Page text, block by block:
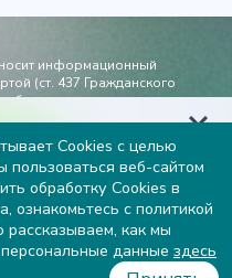
информационный
(ст. 437 Гражданского
и стоимость услуг - по
почтеinfo@sberbs.ru.
52-55
18:00, МСК
кCookies с целью
пользоваться веб-сайтом
обработку Cookies в
ознакомьтесь с политикой
рассказываем, как мы
данные здесь